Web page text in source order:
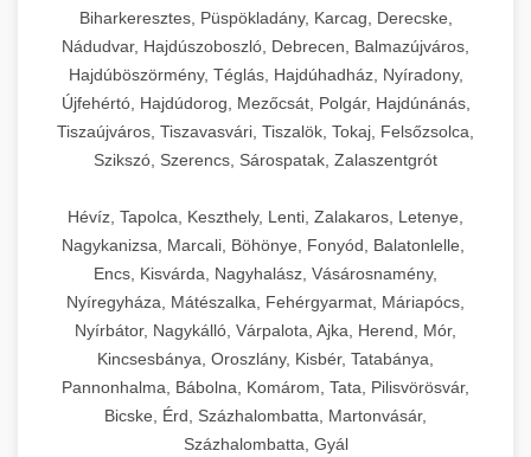
Biharkeresztes, Püspökladány, Karcag, Derecske,
Nádudvar, Hajdúszoboszló, Debrecen, Balmazújváros,
Hajdúböszörmény, Téglás, Hajdúhadház, Nyíradony,
Újfehértó, Hajdúdorog, Mezőcsát, Polgár, Hajdúnánás,
Tiszaújváros, Tiszavasvári, Tiszalök, Tokaj, Felsőzsolca,
Szikszó, Szerencs, Sárospatak, Zalaszentgrót
Hévíz, Tapolca, Keszthely, Lenti, Zalakaros, Letenye,
Nagykanizsa, Marcali, Böhönye, Fonyód, Balatonlelle,
Encs, Kisvárda, Nagyhalász, Vásárosnamény,
Nyíregyháza, Mátészalka, Fehérgyarmat, Máriapócs,
Nyírbátor, Nagykálló, Várpalota, Ajka, Herend, Mór,
Kincsesbánya, Oroszlány, Kisbér, Tatabánya,
Pannonhalma, Bábolna, Komárom, Tata, Pilisvörösvár,
Bicske, Érd, Százhalombatta, Martonvásár,
Százhalombatta, Gyál